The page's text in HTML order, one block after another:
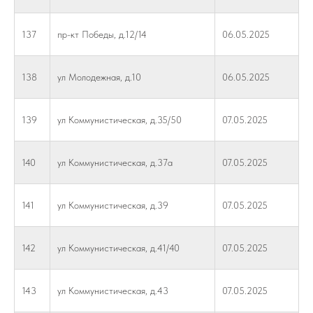
137 пр-кт Победы, д.12/14 06.05.2025
138 ул Молодежная, д.10 06.05.2025
139 ул Коммунистическая, д.35/50 07.05.2025
140 ул Коммунистическая, д.37а 07.05.2025
141 ул Коммунистическая, д.39 07.05.2025
142 ул Коммунистическая, д.41/40 07.05.2025
143 ул Коммунистическая, д.43 07.05.2025